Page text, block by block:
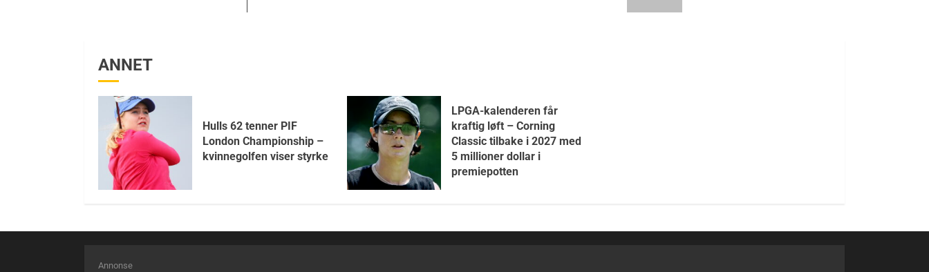
ANNET
Hulls 62 tenner PIF
London Championship –
kvinnegolfen viser styrke
LPGA-kalenderen får
kraftig løft – Corning
Classic tilbake i 2027 med
5 millioner dollar i
premiepotten
Annonse